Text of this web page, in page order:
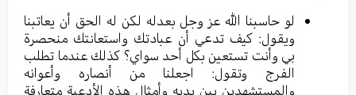
لو حاسبنا الله عز وجل بعدله لكن له الحق أن يعاتبنا
ويقول: كيف تدعي أن عبادتك واستعانتك منحصرة
بي وأنت تستعين بكل أحد سواي؟ كذلك عندما تطلب
الفرج وتقول: اجعلنا من أنصاره وأعوانه
والمستشهدين بين يديه وأمثال هذه الأدعية متعارفة